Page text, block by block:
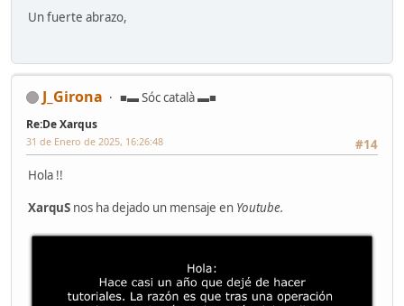
Un fuerte abrazo,
J_Girona ■▬ Sóc català ▬■
Re:De Xarqus
#14
31 de Enero de 2025, 16:26:48
Hola !!
XarquS nos ha dejado un mensaje en Youtube.